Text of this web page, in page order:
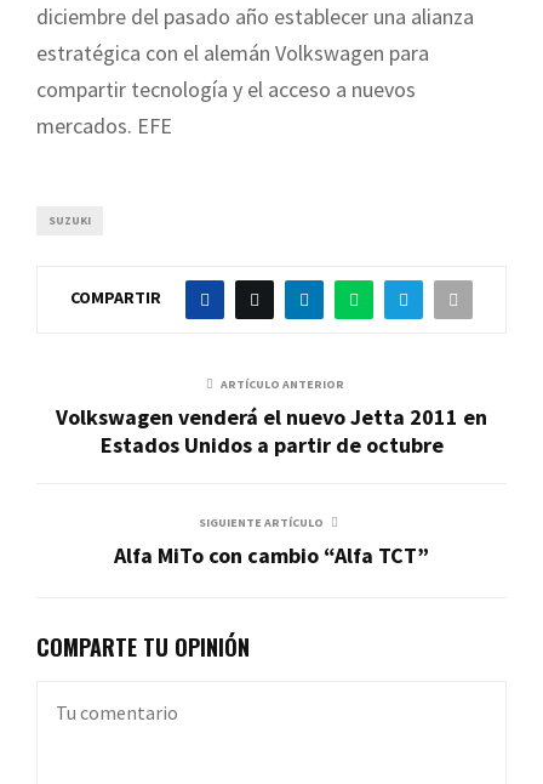
diciembre del pasado año establecer una alianza
estratégica con el alemán Volkswagen para
compartir tecnología y el acceso a nuevos
mercados. EFE
SUZUKI
COMPARTIR
ARTÍCULO ANTERIOR
Volkswagen venderá el nuevo Jetta 2011 en
Estados Unidos a partir de octubre
SIGUIENTE ARTÍCULO
Alfa MiTo con cambio “Alfa TCT”
COMPARTE TU OPINIÓN